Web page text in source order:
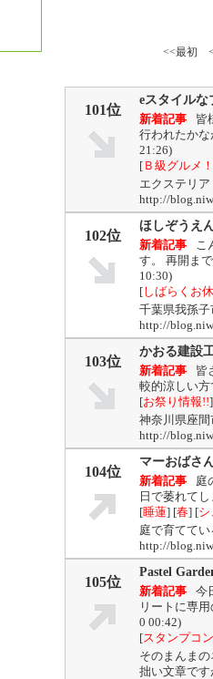
<<最初
101位
eスタイルな
新着記事
皆
行われたか
21:26)
[ Ｂ級グルメ！
エクステリ
http://
102位
ほしぞうえ
新着記事
こ
す。 再開ま
10:30)
[しばらくお
千葉県我孫
http://
103位
かおる建設
新着記事
皆
較的涼しい
[お祭り情報!!
神奈川県座
http://
104位
マーおばさ
新着記事
庭
日で萎れて
[睡蓮] [春] [
庭で育てて
http://
105位
Pastel
新着記事
今
リートに専
0 00:42)
[スタンプコ
そのまんま
拙い文章です